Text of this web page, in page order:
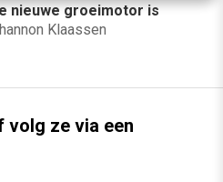
nieuwe groeimotor is
Klaassen
volg ze via een